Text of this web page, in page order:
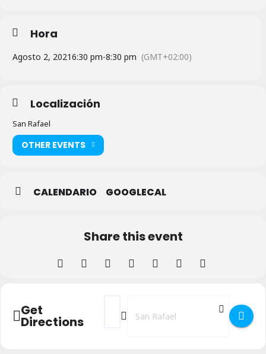
Hora
Agosto 2, 20216:30 pm-8:30 pm (GMT+02:00)
Localización
San Rafael
OTHER EVENTS
CALENDARIO GOOGLECAL
Share this event
Get
Directions
Address - XVI Campaña de Animación a
Destination Address - XVI